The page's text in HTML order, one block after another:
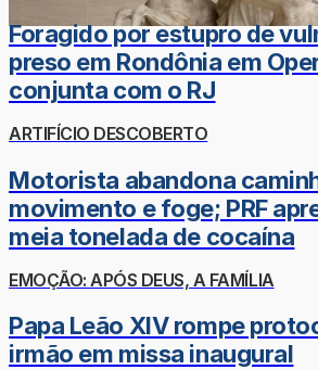
Foragido por estupro de
preso em Rondônia em
conjunta com o RJ
ARTIFÍCIO DESCOBERTO
Motorista abandona
movimento e foge; PRF
meia tonelada de cocaína
EMOÇÃO: APÓS DEUS, A FAMÍLIA
Papa Leão XIV rompe
irmão em missa inaugural